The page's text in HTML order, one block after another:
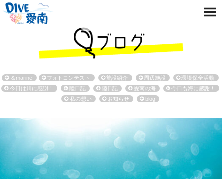
＆marine フォトコンテスト 施設紹介 周辺施設
環境保全活動
今日は川に感謝！
陸日記 陸日記 愛南の海
今日も海に感謝！
私の想い
お知らせ blog